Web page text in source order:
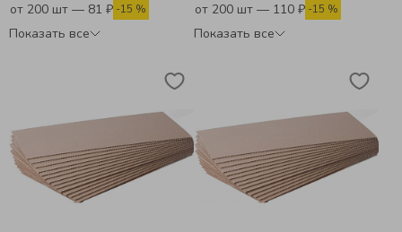
от 200 шт — 81 ₽ -15 %
Показать все
от 200 шт — 110 ₽ -15 %
Показать все